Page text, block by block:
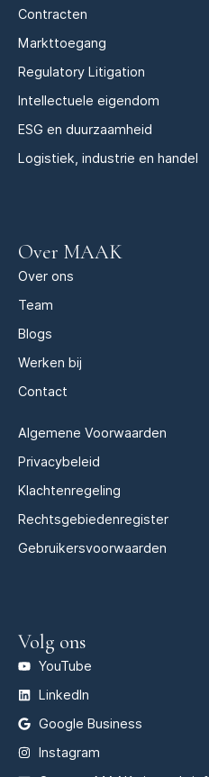
Contracten
Markttoegang
Regulatory Litigation
Intellectuele eigendom
ESG en duurzaamheid
Logistiek, industrie en handel
Over MAAK
Over ons
Team
Blogs
Werken bij
Contact
Algemene Voorwaarden
Privacybeleid
Klachtenregeling
Rechtsgebiedenregister
Gebruikersvoorwaarden
Volg ons
YouTube
LinkedIn
Google Business
Instagram